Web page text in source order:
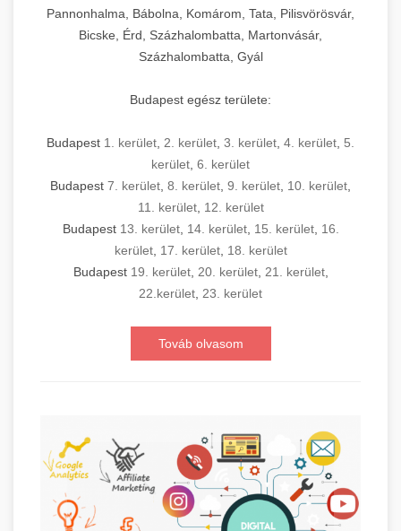
Pannonhalma, Bábolna, Komárom, Tata, Pilisvörösvár,
Bicske, Érd, Százhalombatta, Martonvásár,
Százhalombatta, Gyál
Budapest egész területe:
Budapest 1. kerület 2. kerület 3. kerület 4. kerület 5.
kerület 6. kerület
Budapest 7. kerület 8. kerület 9. kerület 10. kerület
11. kerület, 12. kerület
Budapest 13. kerület, 14. kerület, 15. kerület, 16.
kerület, 17. kerület, 18. kerület
Budapest 19. kerület, 20. kerület, 21. kerület,
22.kerület 23. kerület
Továb olvasom